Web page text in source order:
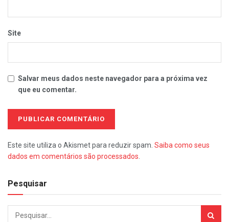
Site
Salvar meus dados neste navegador para a próxima vez
que eu comentar.
Este site utiliza o Akismet para reduzir spam. Saiba como seus
dados em comentários são processados
Pesquisar